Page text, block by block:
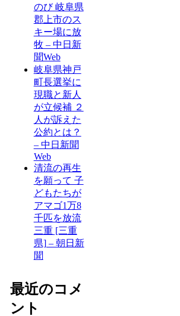
のび 岐阜県
郡上市のス
キー場に放
牧 – 中日新
聞Web
岐阜県神戸
町長選挙に
現職と新人
が立候補 ２
人が訴えた
公約とは？
– 中日新聞
Web
清流の再生
を願って 子
どもたちが
アマゴ1万8
千匹を放流
三重 [三重
県] – 朝日新
聞
最近のコメ
ント